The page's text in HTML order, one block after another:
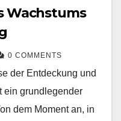
Wachstums
0 COMMENTS
der Entdeckung und
ein grundlegender
dem Moment an, in